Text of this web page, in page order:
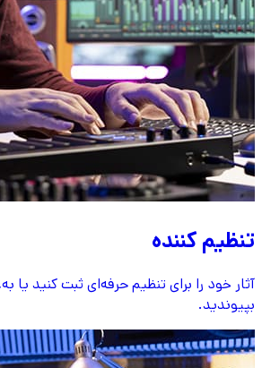
تنظیم کننده
آثار خود را برای تنظیم حرفه‌ای ثبت کنید یا
بپیوندید.